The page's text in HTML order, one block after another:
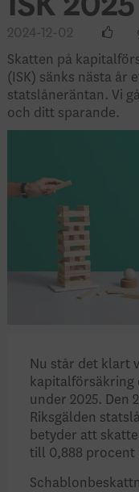
2024-12-02
Skatten på
(ISK) sänks nästa år
statslåneräntan. Vi
och ditt sparande.
Nu står det klart
kapitalförsäkring
under 2025. Den
Riksgälden
betyder att
till 0,888 procent